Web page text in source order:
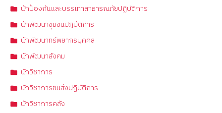
นักป้องกันและบรรเทาสาธารณภัยปฏิบัติการ
นักพัฒนาชุมชนปฏิบัติการ
นักพัฒนาทรัพยากรบุคคล
นักพัฒนาสังคม
นักวิชาการ
นักวิชาการขนส่งปฏิบัติการ
นักวิชาการคลัง